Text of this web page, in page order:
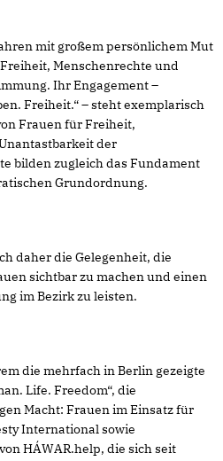
mit großem persönlichem Mut
Menschenrechte und
Ihr Engagement –
Freiheit.“ – steht exemplarisch
Frauen für Freiheit,
der
bilden zugleich das Fundament
Grundordnung.
daher die Gelegenheit, die
sichtbar zu machen und einen
im Bezirk zu leisten.
die mehrfach in Berlin gezeigte
Life. Freedom“, die
Macht: Frauen im Einsatz für
International sowie
HÁWAR.help, die sich seit